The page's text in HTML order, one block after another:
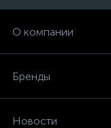
О компании
Бренды
Новости